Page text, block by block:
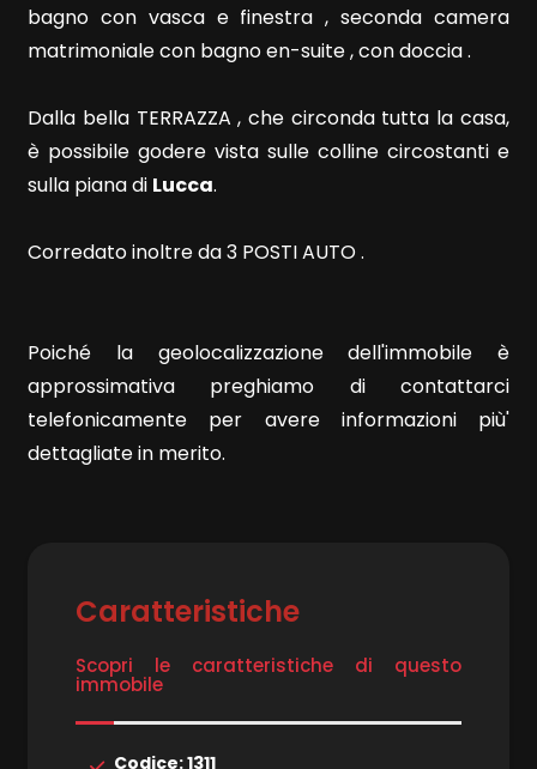
bagno con vasca e finestra , seconda camera
matrimoniale con bagno en-suite , con doccia .
Dalla bella TERRAZZA , che circonda tutta la casa,
è possibile godere vista sulle colline circostanti e
sulla piana di Lucca.
Corredato inoltre da 3 POSTI AUTO .
Poiché la geolocalizzazione dell'immobile è
approssimativa preghiamo di contattarci
telefonicamente per avere informazioni più'
dettagliate in merito.
Caratteristiche
Scopri le caratteristiche di questo
immobile
Codice: 1311
1
Bagni